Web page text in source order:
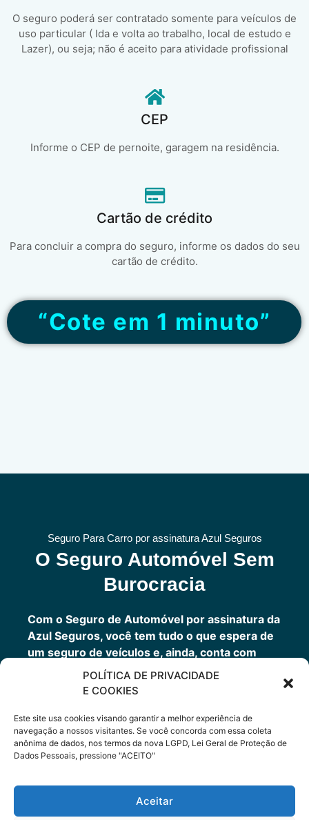
POLÍTICA DE PRIVACIDADE
E COOKIES
Este site usa cookies visando garantir a melhor experiência de
navegação a nossos visitantes. Se você concorda com essa coleta
anônima de dados, nos termos da nova LGPD, Lei Geral de Proteção de
Dados Pessoais, pressione "ACEITO"
Aceitar
O seguro poderá ser contratado somente para veículos de
uso particular ( Ida e volta ao trabalho, local de estudo e
Lazer), ou seja; não é aceito para atividade profissional
CEP
Informe o CEP de pernoite, garagem na residência.
Cartão de crédito
Para concluir a compra do seguro, informe os dados do seu
cartão de crédito.
“Cote em 1 minuto”
Seguro Para Carro por assinatura Azul Seguros
O Seguro Automóvel Sem
Burocracia
Com o Seguro de Automóvel por assinatura da
Azul Seguros, você tem tudo o que espera de
um seguro de veículos e, ainda, conta com
outros benefícios disponíveis 24h.
Você tem um seguro completo com a garantia
Porto Seguro.